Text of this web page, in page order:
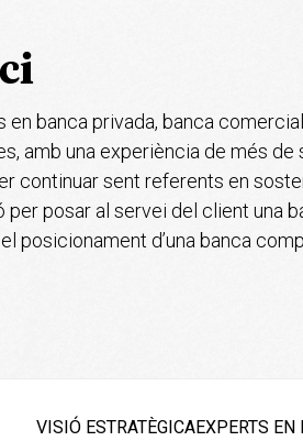
en banca privada, banca
amb una experiència de més de
continuar sent referents en
per posar al servei del client una
posicionament d’una banca
VISIÓ ESTRATÈGICAEXPERTS EN